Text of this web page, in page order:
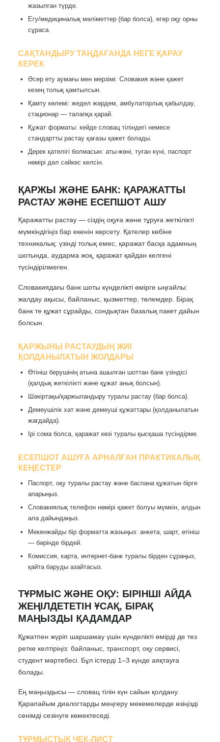
жазылған түрде.
Егу/медициналық мәліметтер (бар болса), егер оқу орны
сұраса.
САҚТАНДЫРУ ТАҢДАҒАНДА НЕГЕ ҚАРАУ
КЕРЕК
Әсер ету аумағы мен мерзімі: Словакия және қажет
кезең толық қамтылсын.
Қамту көлемі: жедел жәрдем, амбулаторлық қабылдау,
стационар — талапқа қарай.
Құжат форматы: кейде словац тіліндегі немесе
стандартты растау қағазы қажет болады.
Дерек қателігі болмасын: аты-жөні, туған күні, паспорт
нөмірі дәл сәйкес келсін.
ҚАРЖЫ ЖӘНЕ БАНК: ҚАРАЖАТТЫ
РАСТАУ ЖӘНЕ ЕСЕПШОТ АШУ
Қаражатты растау — сіздің оқуға және тұруға жеткілікті
мүмкіндігіңіз бар екенін көрсету. Қателер көбіне
техникалық: үзінді толық емес, қаражат басқа адамның
шотында, аударма жоқ, қаражат қайдан келгені
түсіндірілмеген.
Словакиядағы банк шоты күнделікті өмірге ыңғайлы:
жалдау ақысы, байланыс, қызметтер, төлемдер. Бірақ
банк те құжат сұрайды, сондықтан базалық пакет дайын
болсын.
ҚАРЖЫНЫ РАСТАУДЫҢ ЖИІ
ҚОЛДАНЫЛАТЫН ЖОЛДАРЫ
Өтініш берушінің атына ашылған шоттан банк үзіндісі
(қалдық жеткілікті және құжат анық болсын).
Шәкіртақы/қаржыландыру туралы растау (бар болса).
Демеушілік хат және демеуші құжаттары (қолданылатын
жағдайда).
Ірі сома болса, қаражат көзі туралы қысқаша түсіндірме.
ЕСЕПШОТ АШУҒА АРНАЛҒАН ПРАКТИКАЛЫҚ
КЕҢЕСТЕР
Паспорт, оқу туралы растау және баспана құжатын бірге
апарыңыз.
Словакиялық телефон нөмірі қажет болуы мүмкін, алдын
ала дайындаңыз.
Мекенжайды бір форматта жазыңыз: анкета, шарт, өтініш
— бәрінде бірдей.
Комиссия, карта, интернет-банк туралы бірден сұраңыз,
қайта баруды азайтасыз.
ТҰРМЫС ЖӘНЕ ОҚУ: БІРІНШІ АЙДА
ЖЕҢІЛДЕТЕТІН ҰСАҚ, БІРАҚ
МАҢЫЗДЫ ҚАДАМДАР
Құжатпен жүріп шаршамау үшін күнделікті өмірді де тез
ретке келтіріңіз: байланыс, транспорт, оқу сервисі,
студент мәртебесі. Бұл істерді 1–3 күнде аяқтауға
болады.
Ең маңыздысы — словац тілін күн сайын қолдану.
Қарапайым диалогтарды меңгеру мекемелерде өзіңізді
сенімді сезінуге көмектеседі.
ТҰРМЫСТЫҚ ЧЕК-ЛИСТ